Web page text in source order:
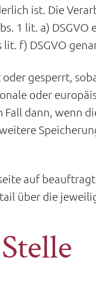
ist. Die
1 lit. a)
f) DSGVO
gesperrt,
oder
dann, wenn
auf
über die